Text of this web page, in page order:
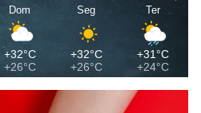
Dom
+32°C
+26°C
Seg
+32°C
+26°C
Ter
+31°C
+24°C